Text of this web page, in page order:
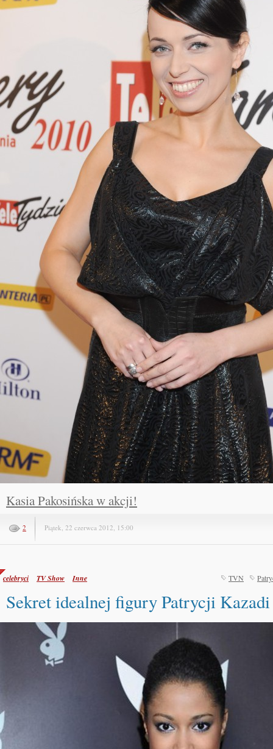
Kasia Pakosińska w akcji!
2 Piątek, 22 czerwca 2012, 15:00
celebryci TV Show Inne TVN
Sekret idealnej figury Patrycji Kazadi